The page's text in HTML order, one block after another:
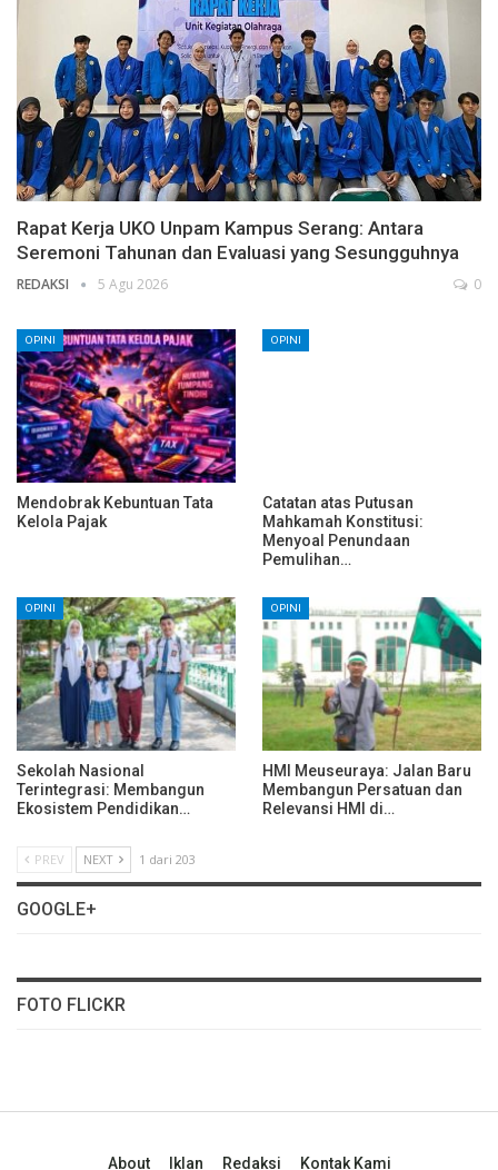
Rapat Kerja UKO Unpam Kampus Serang: Antara
Seremoni Tahunan dan Evaluasi yang Sesungguhnya
REDAKSI 5 Agu 2026 0
OPINI
Mendobrak Kebuntuan Tata
Kelola Pajak
OPINI
Catatan atas Putusan
Mahkamah Konstitusi:
Menyoal Penundaan
Pemulihan…
OPINI
Sekolah Nasional
Terintegrasi: Membangun
Ekosistem Pendidikan…
OPINI
HMI Meuseuraya: Jalan Baru
Membangun Persatuan dan
Relevansi HMI di…
PREV NEXT 1 dari 203
GOOGLE+
FOTO FLICKR
About Iklan Redaksi Kontak Kami